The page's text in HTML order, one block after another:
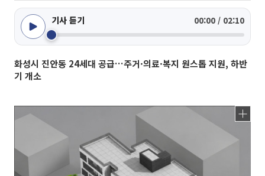
기사 듣기 00:00 / 02:10
화성시 진안동 24세대 공급…주거·의료·복지 원스톱 지원, 하반
기 개소